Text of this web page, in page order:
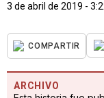
3 de abril de 2019 -
COMPARTIR
ARCHIVO